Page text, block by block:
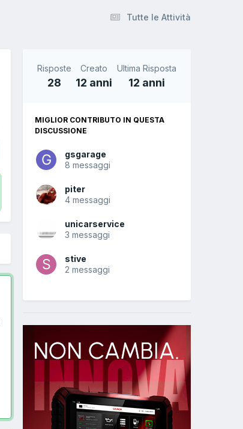
Tutte le Attività
Risposte
28
Creato
12 anni
Ultima Risposta
12 anni
MIGLIOR CONTRIBUTO IN QUESTA
DISCUSSIONE
gsgarage
8 messaggi
piter
4 messaggi
unicarservice
3 messaggi
stive
2 messaggi